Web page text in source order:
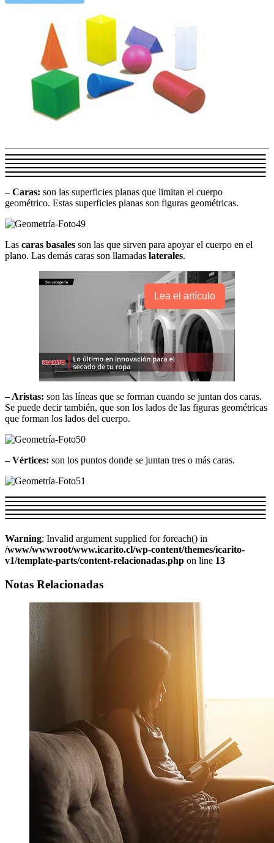
– Caras: son las superficies planas que limitan el cuerpo
geométrico. Estas superficies planas son figuras geométricas.
Las caras basales son las que sirven para apoyar el cuerpo en el
plano. Las demás caras son llamadas laterales.
Lea el artículo
– Aristas: son las líneas que se forman cuando se juntan dos caras.
Se puede decir también, que son los lados de las figuras geométricas
que forman los lados del cuerpo.
– Vértices: son los puntos donde se juntan tres o más caras.
Warning: Invalid argument supplied for foreach() in
/www/wwwroot/www.icarito.cl/wp-content/themes/icarito-
v1/template-parts/content-relacionadas.php on line 13
Notas Relacionadas